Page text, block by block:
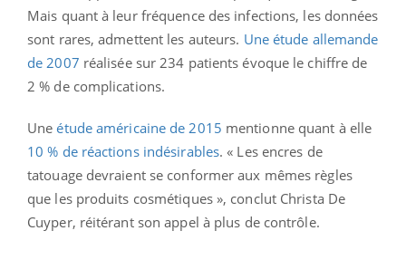
Mais quant à leur fréquence des infections, les données
sont rares, admettent les auteurs. Une étude allemande
de 2007 réalisée sur 234 patients évoque le chiffre de
2 % de complications.
Uneétude américaine de 2015 mentionne quant à elle
10 % de réactions indésirables. « Les encres de
tatouage devraient se conformer aux mêmes règles
que les produits cosmétiques », conclut Christa De
Cuyper, réitérant son appel à plus de contrôle.